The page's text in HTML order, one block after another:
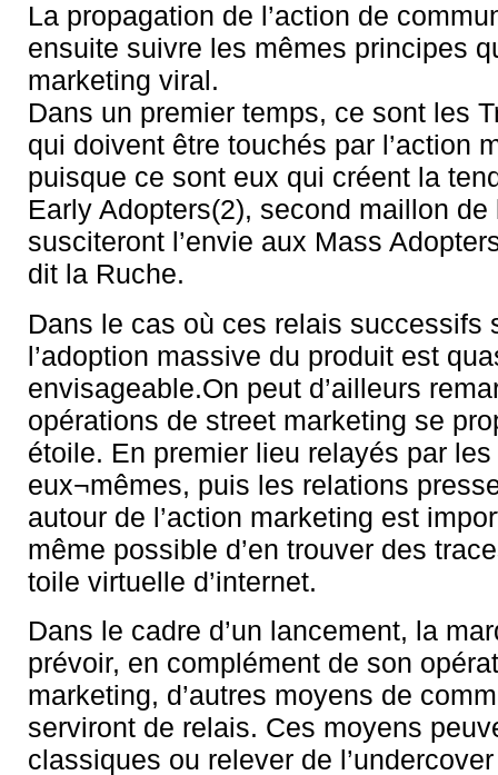
La propagation de l’action de
ensuite suivre les mêmes principes
marketing viral.
Dans un premier temps, ce sont les
qui doivent être touchés par l’action
puisque ce sont eux qui créent la
Early Adopters(2), second maillon
susciteront l’envie aux Mass
dit la Ruche.
Dans le cas où ces relais successifs
l’adoption massive du produit est
envisageable.On peut d’ailleurs
opérations de street marketing se
étoile. En premier lieu relayés par
eux¬mêmes, puis les relations
autour de l’action marketing est
même possible d’en trouver des
toile virtuelle d’internet.
Dans le cadre d’un lancement, la
prévoir, en complément de son
marketing, d’autres moyens de
serviront de relais. Ces moyens
classiques ou relever de